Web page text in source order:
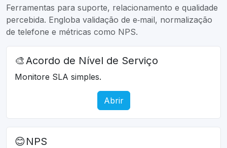
Ferramentas para suporte, relacionamento e qualidade
percebida. Engloba validação de e‑mail, normalização
de telefone e métricas como NPS.
🎨Acordo de Nível de Serviço
Monitore SLA simples.
Abrir
😊NPS